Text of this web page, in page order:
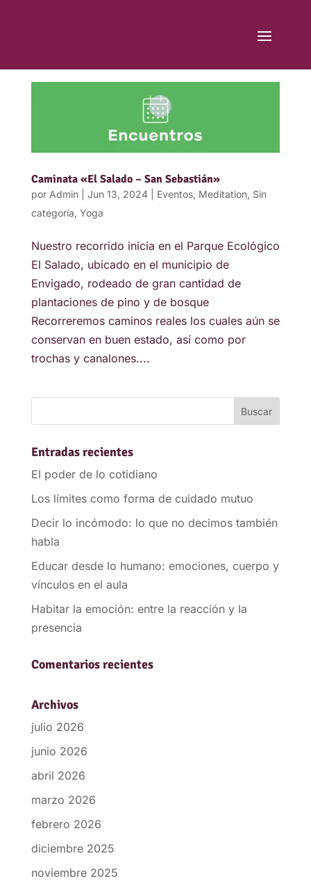
Caminata «El Salado – San Sebastián»
por Admin| Jun 13, 2024| Eventos, Meditation, Sin
categoría, Yoga
Nuestro recorrido inicia en el Parque Ecológico
El Salado, ubicado en el municipio de
Envigado, rodeado de gran cantidad de
plantaciones de pino y de bosque
Recorreremos caminos reales los cuales aún se
conservan en buen estado, así como por
trochas y canalones....
Entradas recientes
El poder de lo cotidiano
Los límites como forma de cuidado mutuo
Decir lo incómodo: lo que no decimos también
habla
Educar desde lo humano: emociones, cuerpo y
vínculos en el aula
Habitar la emoción: entre la reacción y la
presencia
Comentarios recientes
Archivos
julio 2026
junio 2026
abril 2026
marzo 2026
febrero 2026
diciembre 2025
noviembre 2025